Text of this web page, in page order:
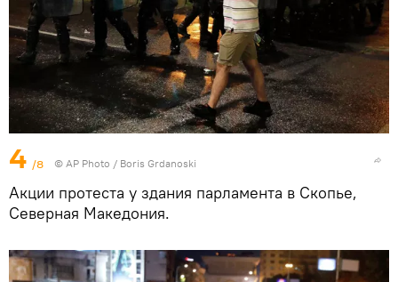
4 /8 © AP Photo / Boris Grdanoski
Акции протеста у здания парламента в Скопье,
Северная Македония.